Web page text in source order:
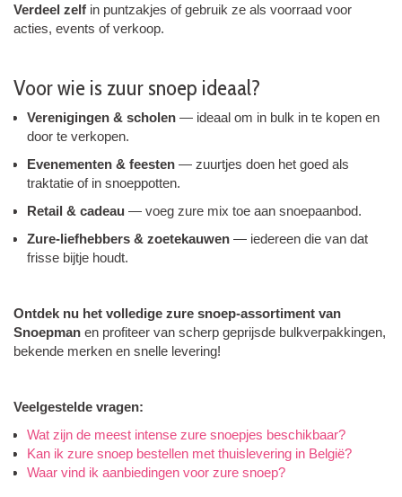
Verdeel zelf in puntzakjes of gebruik ze als voorraad voor
acties, events of verkoop.
Voor wie is zuur snoep ideaal?
Verenigingen & scholen — ideaal om in bulk in te kopen en
door te verkopen.
Evenementen & feesten — zuurtjes doen het goed als
traktatie of in snoeppotten.
Retail & cadeau — voeg zure mix toe aan snoepaanbod.
Zure-liefhebbers & zoetekauwen — iedereen die van dat
frisse bijtje houdt.
Ontdek nu het volledige zure snoep-assortiment van
Snoepman en profiteer van scherp geprijsde bulkverpakkingen,
bekende merken en snelle levering!
Veelgestelde vragen:
Wat zijn de meest intense zure snoepjes beschikbaar?
Kan ik zure snoep bestellen met thuislevering in België?
Waar vind ik aanbiedingen voor zure snoep?